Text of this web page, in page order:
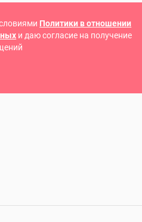
Политики в отношении
и даю согласие на получение